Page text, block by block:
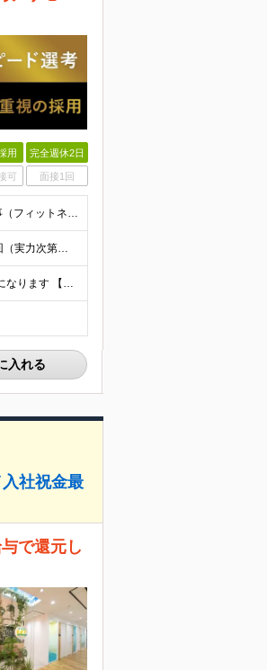
用 完全週休2日
可 面接1回
◇学歴不問 ◇以下いずれかの経験・資格をお持ちの方 ≪対象経験≫ ・店舗内装工事（フィットネス・飲食・物販など）の施工管理経験 ・電気/空調/給排水工事いずれかの施工管理経験（1年以上目安） ・職長
≪年収400～800万円≫ ◇月給：33.3万円～66.6万円 ◇残業代別途支給 ◇昇給年2回（実力次第でスピード昇給可能） スキル・経験に応じた評価制度 ￣￣￣￣￣￣￣￣￣￣￣￣￣ 新設チームのた
◇転勤なし ◇chocoZAP・RIZAP等の店舗施工を担当 ◇本社もしくは在宅での勤務になります 【本社所在地】 東京都新宿区西新宿8-17-1 住友不動産新宿グランドタワー36F 【転勤につい
入れる
社祝金最
で還元し